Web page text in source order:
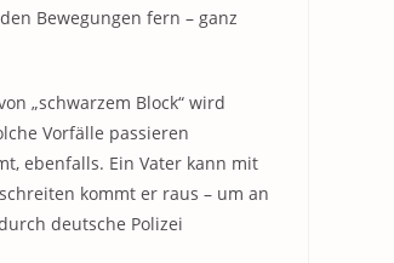
Bewegungen fern – ganz
„schwarzem Block“ wird
Vorfälle passieren
ebenfalls. Ein Vater kann mit
kommt er raus – um an
deutsche Polizei